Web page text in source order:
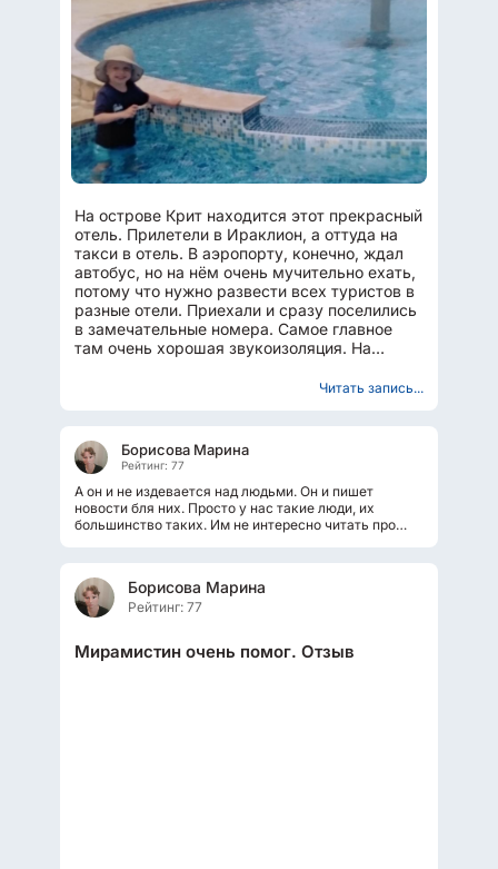
На острове Крит находится этот прекрасный
отель. Прилетели в Ираклион, а оттуда на
такси в отель. В аэропорту, конечно, ждал
автобус, но на нём очень мучительно ехать,
потому что нужно развести всех туристов в
разные отели. Приехали и сразу поселились
в замечательные номера. Самое главное
там очень хорошая звукоизоляция. На
Читать запись...
Борисова Марина
Рейтинг: 77
А он и не издевается над людьми. Он и пишет
новости бля них. Просто у нас такие люди, их
большинство таких. Им не интересно читать про
Борисова Марина
Рейтинг: 77
Мирамистин очень помог. Отзыв